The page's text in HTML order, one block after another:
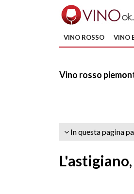
VINO ROSSO VINO
Vino rosso
In questa pagina